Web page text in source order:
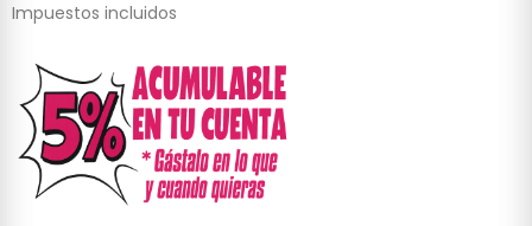
Impuestos incluidos